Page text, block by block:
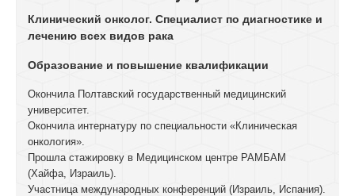
Клинический онколог. Специалист по диагностике и
лечению всех видов рака
Образование и повышение квалификации
Окончила Полтавский государственный медицинский
университет.
Окончила интернатуру по специальности «Клиническая
онкология».
Прошла стажировку в Медицинском центре РАМБАМ
(Хайфа, Израиль).
Участница международных конференций (Израиль, Испания).